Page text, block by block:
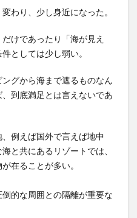
わり、少し身近になった。
けであったり「海が見え
としては少し弱い。
グから海まで遮るものなん
到底満足とは言えないであ
例えば国外で言えば地中
と共にあるリゾートでは、
在ることが多い。
的な周囲との隔離が重要な